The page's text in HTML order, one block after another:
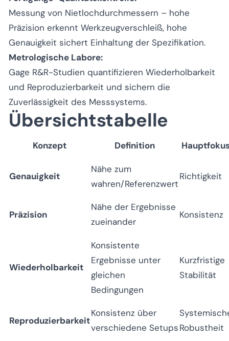
Messung von Nietlochdurchmessern – hohe
Präzision erkennt Werkzeugverschleiß, hohe
Genauigkeit sichert Einhaltung der Spezifikation.
Metrologische Labore:
Gage R&R-Studien quantifizieren Wiederholbarkeit
und Reproduzierbarkeit und sichern die
Zuverlässigkeit des Messsystems.
Übersichtstabelle
Konzept Definition
Genauigkeit
Nähe zum
wahren/Referenzwert
Richtigkeit
Präzision
Nähe der Ergebnisse
zueinander
Konsistenz
Wiederholbarkeit
Konsistente
Ergebnisse unter
gleichen
Bedingungen
Kurzfristige
Stabilität
Reproduzierbarkeit
Konsistenz über
verschiedene SetupsRobustheit